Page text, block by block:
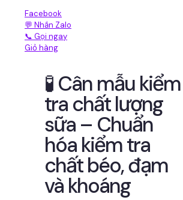
Facebook
💬 Nhắn Zalo
📞 Gọi ngay
Giỏ hàng
🧪 Cân mẫu kiểm
tra chất lượng
sữa – Chuẩn
hóa kiểm tra
chất béo, đạm
và khoáng